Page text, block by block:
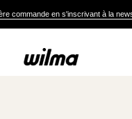
commande en s'inscrivant à la